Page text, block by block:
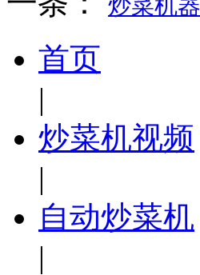
炒菜机
首页
|
炒菜机视频
|
自动炒菜机
|